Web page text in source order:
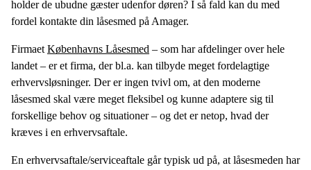
holder de ubudne gæster udenfor døren? I så fald kan du med
fordel kontakte din låsesmed på Amager.
Firmaet Københavns Låsesmed – som har afdelinger over hele
landet – er et firma, der bl.a. kan tilbyde meget fordelagtige
erhvervsløsninger. Der er ingen tvivl om, at den moderne
låsesmed skal være meget fleksibel og kunne adaptere sig til
forskellige behov og situationer – og det er netop, hvad der
kræves i en erhvervsaftale.
En erhvervsaftale/serviceaftale går typisk ud på, at låsesmeden har